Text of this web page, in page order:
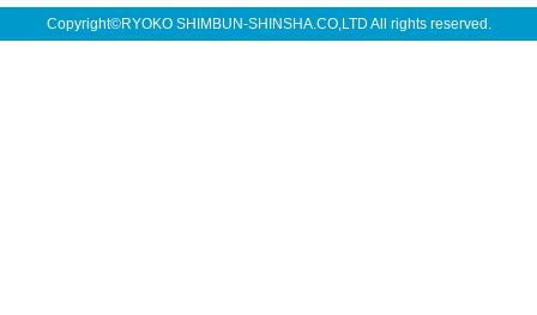
Copyright©RYOKO SHIMBUN-SHINSHA.CO,LTD All rights reserved.